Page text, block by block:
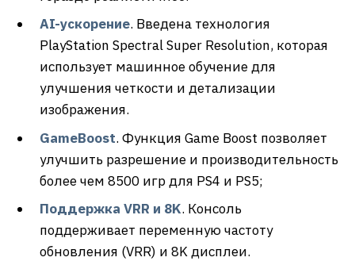
AI-ускорение. Введена технология
PlayStation Spectral Super Resolution, которая
использует машинное обучение для
улучшения четкости и детализации
изображения.
GameBoost. Функция Game Boost позволяет
улучшить разрешение и производительность
более чем 8500 игр для PS4 и PS5;
Поддержка VRR и 8K. Консоль
поддерживает переменную частоту
обновления (VRR) и 8K дисплеи.